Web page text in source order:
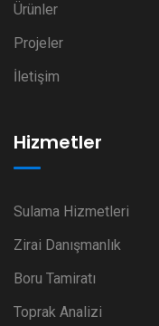
Ürünler
Projeler
İletişim
Hizmetler
Sulama Hizmetleri
Zirai Danışmanlık
Boru Tamiratı
Toprak Analizi